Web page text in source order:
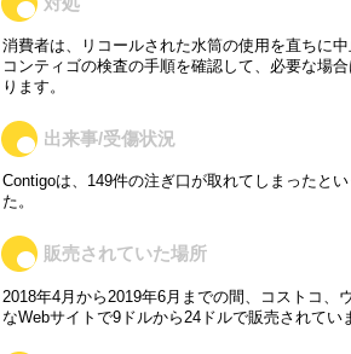
消費者は、リコールされた水筒の使用を直ちに
コンティゴの検査の手順を確認して、必要な場
ります。
出来事/受傷状況
Contigoは、149件の注ぎ口が取れてしまったと
た。
販売されていた場所
2018年4月から2019年6月までの間、コストコ、
なWebサイトで9ドルから24ドルで販売されてい